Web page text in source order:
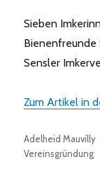
Sieben
Bienenfreunde
Sensler
Zum Artikel in
Autor
Adelheid Mauvilly
Vereinsgründung